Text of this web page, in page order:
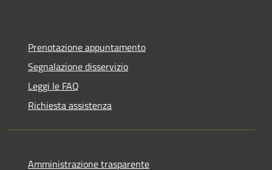
Prenotazione appuntamento
Segnalazione disservizio
Leggi le FAQ
Richiesta assistenza
Amministrazione trasparente